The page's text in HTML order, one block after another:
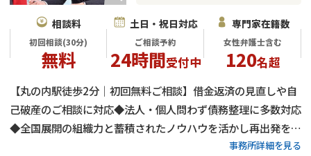
相談料
初回相談(30分)
無料
土日・祝日対応
ご相談予約
24時間受付中
専門家在籍数
女性弁護士含む
120名超
【丸の内駅徒歩2分｜初回無料ご相談】借金返済の見直しや自
己破産のご相談に対応◆法人・個人問わず債務整理に多数対応
◆全国展開の組織力と蓄積されたノウハウを活かし再出発をサ
ポート◆プライバシーに配慮した安心の相談環境◆一人で抱え
事務所詳細を見る